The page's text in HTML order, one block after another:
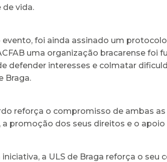
de vida.
evento, foi ainda assinado um
uma organização bracarense
defender interesses e colmatar
Braga.
reforça o compromisso de ambas
a promoção dos seus direitos e o
a ULS de Braga reforça o